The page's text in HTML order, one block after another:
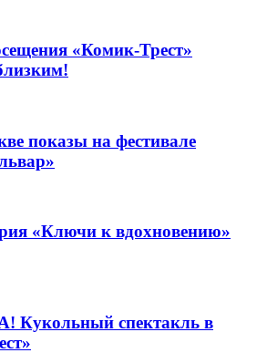
«Комик-Трест»
показы на фестивале
«Ключи к вдохновению»
Кукольный спектакль в